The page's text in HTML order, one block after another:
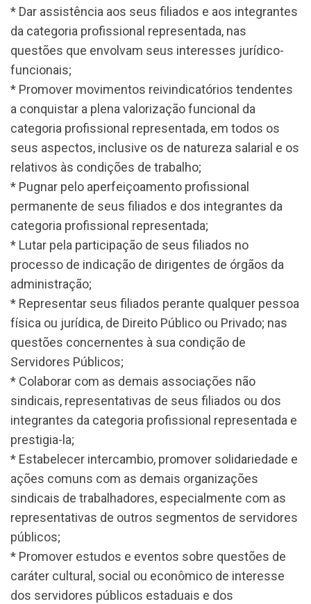
* Dar assistência aos seus filiados e aos integrantes
da categoria profissional representada, nas
questões que envolvam seus interesses jurídico-
funcionais;
* Promover movimentos reivindicatórios tendentes
a conquistar a plena valorização funcional da
categoria profissional representada, em todos os
seus aspectos, inclusive os de natureza salarial e os
relativos às condições de trabalho;
* Pugnar pelo aperfeiçoamento profissional
permanente de seus filiados e dos integrantes da
categoria profissional representada;
* Lutar pela participação de seus filiados no
processo de indicação de dirigentes de órgãos da
administração;
* Representar seus filiados perante qualquer pessoa
física ou jurídica, de Direito Público ou Privado; nas
questões concernentes à sua condição de
Servidores Públicos;
* Colaborar com as demais associações não
sindicais, representativas de seus filiados ou dos
integrantes da categoria profissional representada e
prestigia-la;
* Estabelecer intercambio, promover solidariedade e
ações comuns com as demais organizações
sindicais de trabalhadores, especialmente com as
representativas de outros segmentos de servidores
públicos;
* Promover estudos e eventos sobre questões de
caráter cultural, social ou econômico de interesse
dos servidores públicos estaduais e dos